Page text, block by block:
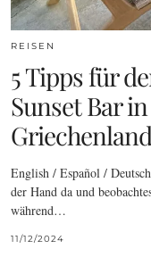
REISEN
5 Tipps für
Sunset Bar
Griechenland
English / Español /
der Hand da und
während…
11/12/2024